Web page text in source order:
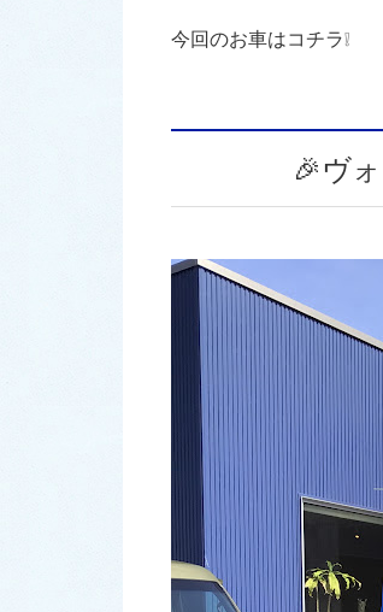
今回のお車はコチラ❕
🎉ヴ